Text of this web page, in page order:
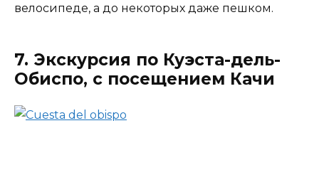
велосипеде, а до некоторых даже пешком.
7. Экскурсия по Куэста-дель-
Обиспо, с посещением Качи